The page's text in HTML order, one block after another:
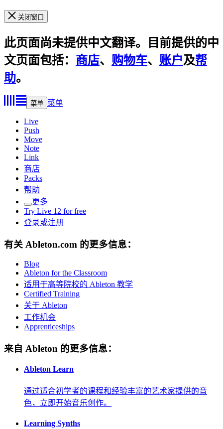
关闭窗口
此页面尚未提供中文翻译。目前提供的中
文页面包括： 商店、 购物车、 账户及帮
助。
菜单 菜单
Live
Push
Move
Note
Link
商店
Packs
帮助
更多
Try Live 12 for free
登录或注册
有关 Ableton.com 的更多信息：
Blog
Ableton for the Classroom
适用于高等院校的 Ableton 教学
Certified Training
关于 Ableton
工作机会
Apprenticeships
来自 Ableton 的更多信息：
Ableton Learn
通过适合初学者的课程和经验丰富的艺术家提供的音
色，立即开始音乐创作。
Learning Synths